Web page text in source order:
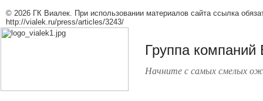
Группа
Начните с самых смелых
© 2026 ГК Виалек. При использовании материалов сайта ссылка
http://vialek.ru/press/articles/3243/